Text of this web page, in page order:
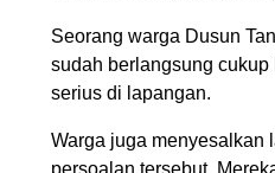
Seorang warga Dusun
sudah berlangsung
serius di lapangan.
Warga juga menyesalkan
persoalan tersebut.